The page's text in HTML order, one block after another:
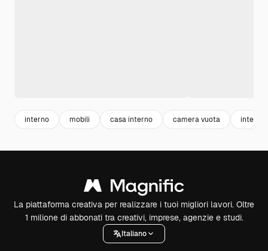
interno mobili casa interno camera vuota interior
La piattaforma creativa per realizzare i tuoi migliori lavori. Oltre
1 milione di abbonati tra creativi, imprese, agenzie e studi.
Italiano